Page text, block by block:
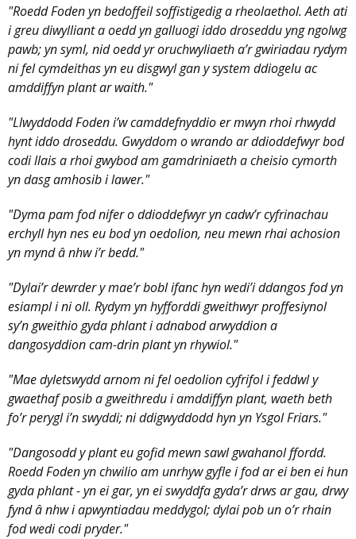
"Roedd Foden yn bedoffeil soffistigedig a rheolaethol. Aeth ati
i greu diwylliant a oedd yn galluogi iddo droseddu yng ngolwg
pawb; yn syml, nid oedd yr oruchwyliaeth a’r gwiriadau rydym
ni fel cymdeithas yn eu disgwyl gan y system ddiogelu ac
amddiffyn plant ar waith."
"Llwyddodd Foden i’w camddefnyddio er mwyn rhoi rhwydd
hynt iddo droseddu. Gwyddom o wrando ar ddioddefwyr bod
codi llais a rhoi gwybod am gamdriniaeth a cheisio cymorth
yn dasg amhosib i lawer."
"Dyma pam fod nifer o ddioddefwyr yn cadw’r cyfrinachau
erchyll hyn nes eu bod yn oedolion, neu mewn rhai achosion
yn mynd â nhw i’r bedd."
"Dylai’r dewrder y mae’r bobl ifanc hyn wedi’i ddangos fod yn
esiampl i ni oll. Rydym yn hyfforddi gweithwyr proffesiynol
sy’n gweithio gyda phlant i adnabod arwyddion a
dangosyddion cam-drin plant yn rhywiol."
"Mae dyletswydd arnom ni fel oedolion cyfrifol i feddwl y
gwaethaf posib a gweithredu i amddiffyn plant, waeth beth
fo’r perygl i’n swyddi; ni ddigwyddodd hyn yn Ysgol Friars."
"Dangosodd y plant eu gofid mewn sawl gwahanol ffordd.
Roedd Foden yn chwilio am unrhyw gyfle i fod ar ei ben ei hun
gyda phlant - yn ei gar, yn ei swyddfa gyda’r drws ar gau, drwy
fynd â nhw i apwyntiadau meddygol; dylai pob un o’r rhain
fod wedi codi pryder."